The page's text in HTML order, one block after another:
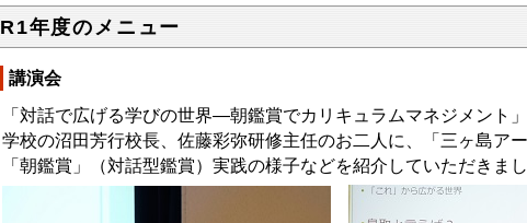
R1年度のメニュー
講演会
「対話で広げる学びの世界―朝鑑賞でカリキュラムマネジメント
学校の沼田芳行校長、佐藤彩弥研修主任のお二人に、「三ヶ島ア
「朝鑑賞」（対話型鑑賞）実践の様子などを紹介していただきまし